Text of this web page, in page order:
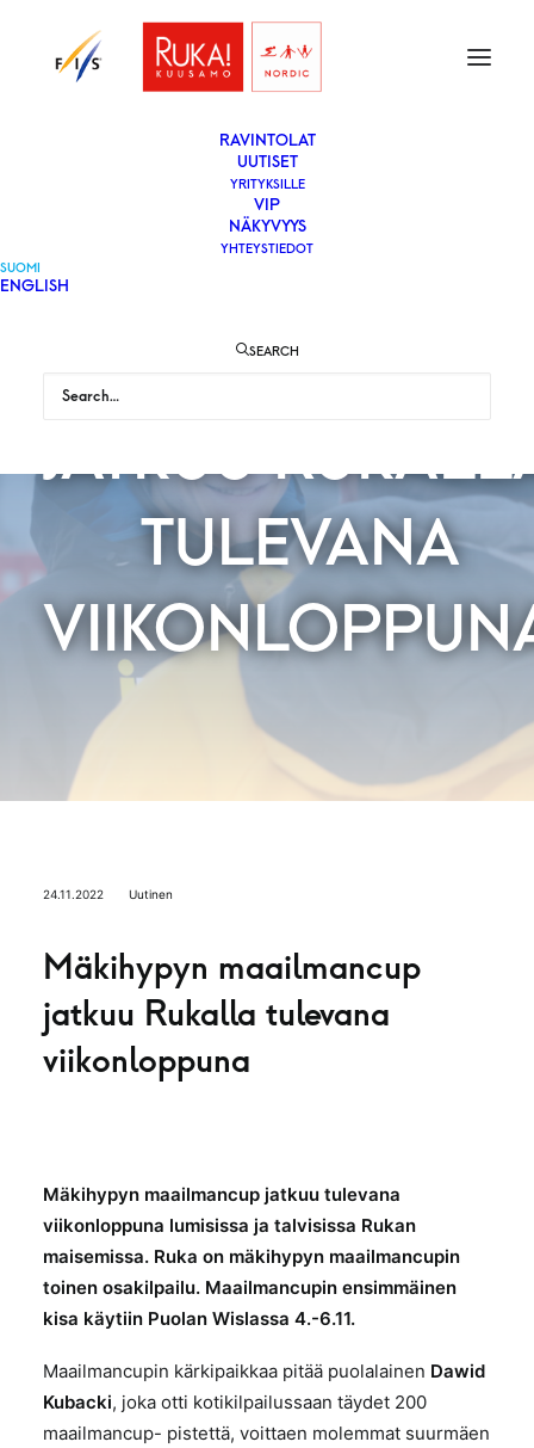
VAPAAEHTOISEKSI
YLEISÖLLE
­RAVINTOLAT
UUTISET
YRITYKSILLE
VIP
NÄKYVYYS
YHTEYSTIEDOT
SUOMI
ENGLISH
SEARCH
JATKUU
TULEVANA
24.11.2022 Uutinen
Mäkihypyn maailmancup
jatkuu Rukalla tulevana
viikonloppuna
Mäkihypyn maailmancup jatkuu tulevana
viikonloppuna lumisissa ja talvisissa Rukan
maisemissa. Ruka on mäkihypyn maailmancupin
toinen osakilpailu. Maailmancupin ensimmäinen
kisa käytiin Puolan Wislassa 4.-6.11.
Maailmancupin kärkipaikkaa pitää puolalainen Dawid
Kubacki, joka otti kotikilpailussaan täydet 200
maailmancup- pistettä, voittaen molemmat suurmäen